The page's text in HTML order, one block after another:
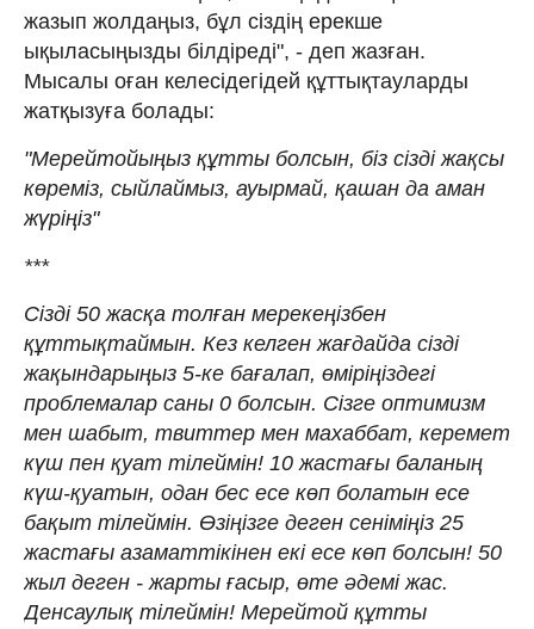
жазып жолдаңыз, бұл сіздің ерекше
ықыласыңызды білдіреді", - деп жазған.
Мысалы оған келесідегідей құттықтауларды
жатқызуға болады:
"Мерейтойыңыз құтты болсын, біз сізді жақсы
көреміз, сыйлаймыз, ауырмай, қашан да аман
жүріңіз"
***
Сізді 50 жасқа толған мерекеңізбен
құттықтаймын. Кез келген жағдайда сізді
жақындарыңыз 5-ке бағалап, өміріңіздегі
проблемалар саны 0 болсын. Сізге оптимизм
мен шабыт, твиттер мен махаббат, керемет
күш пен қуат тілеймін! 10 жастағы баланың
күш-қуатын, одан бес есе көп болатын есе
бақыт тілеймін. Өзіңізге деген сеніміңіз 25
жастағы азаматтікінен екі есе көп болсын! 50
жыл деген - жарты ғасыр, өте әдемі жас.
Денсаулық тілеймін! Мерейтой құтты